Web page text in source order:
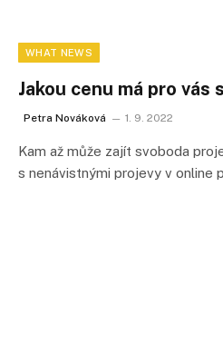
WHAT NEWS
Jakou cenu má pro vás
Petra Nováková 1. 9. 2022
Kam až může zajít svoboda
s nenávistnými projevy v online